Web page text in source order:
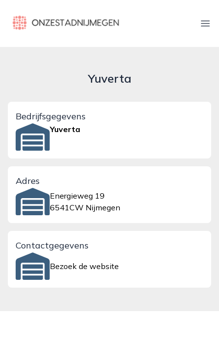
onzestadnijmegen.nl
Yuverta
Bedrijfsgegevens
Yuverta
Adres
Energieweg 19
6541CW Nijmegen
Contactgegevens
Bezoek de website